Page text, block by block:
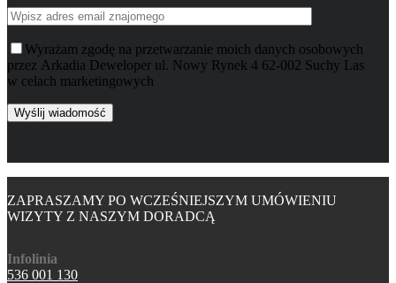
Wyrażam zgodę na przetwarzanie moich danych osobowych
przez Arkadia Deweloper ul. Nowy Rynek 4 62-002 Suchy Las
w celach marketingowych
ZAPRASZAMY PO WCZEŚNIEJSZYM UMÓWIENIU
WIZYTY Z NASZYM DORADCĄ
Infolinia
536 001 130